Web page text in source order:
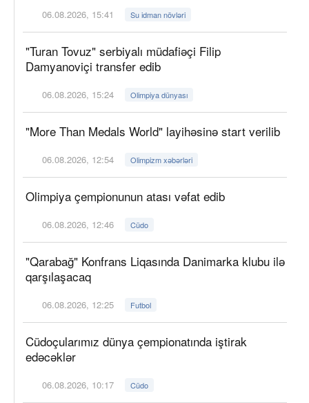
06.08.2026, 15:41 Su idman növləri
"Turan Tovuz" serbiyalı müdafiəçi Filip
Damyanoviçi transfer edib
06.08.2026, 15:24 Olimpiya dünyası
"More Than Medals World" layihəsinə start verilib
06.08.2026, 12:54 Olimpizm xəbərləri
Olimpiya çempionunun atası vəfat edib
06.08.2026, 12:46 Cüdo
"Qarabağ" Konfrans Liqasında Danimarka klubu ilə
qarşılaşacaq
06.08.2026, 12:25 Futbol
Cüdoçularımız dünya çempionatında iştirak
edəcəklər
06.08.2026, 10:17 Cüdo